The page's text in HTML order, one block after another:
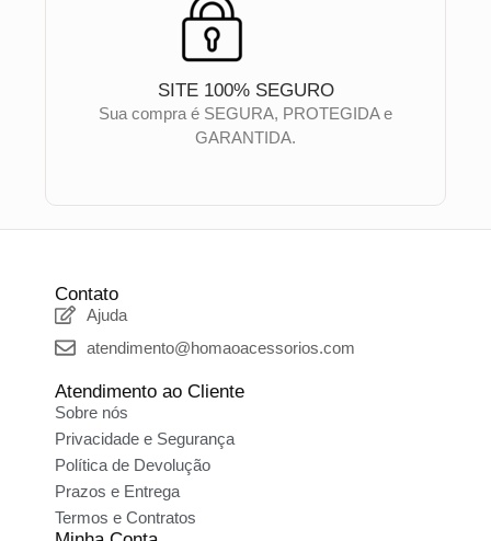
SITE 100% SEGURO
Sua compra é SEGURA, PROTEGIDA e
GARANTIDA.
Contato
Ajuda
atendimento@homaoacessorios.com
Atendimento ao Cliente
Sobre nós
Privacidade e Segurança
Política de Devolução
Prazos e Entrega
Termos e Contratos